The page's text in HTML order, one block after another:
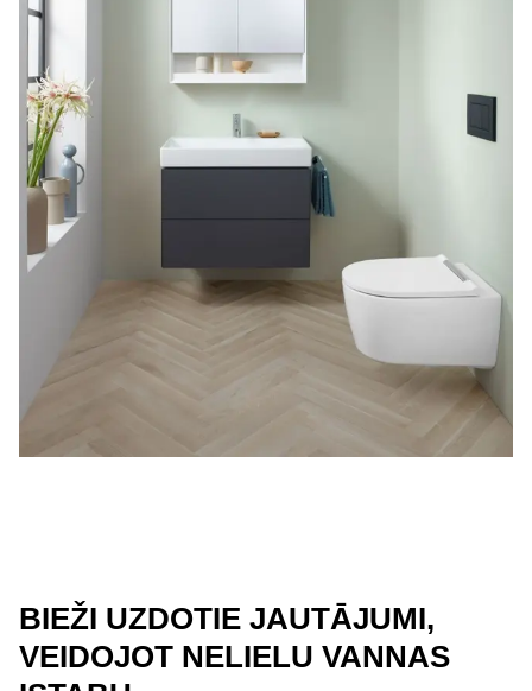
BIEŽI UZDOTIE JAUTĀJUMI,
VEIDOJOT NELIELU VANNAS